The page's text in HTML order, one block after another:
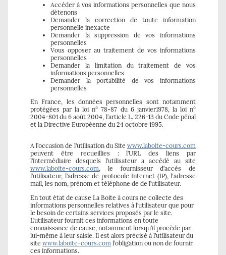
Accéder à vos informations personnelles que nous
détenons
Demander la correction de toute information
personnelle inexacte
Demander la suppression de vos informations
personnelles
Vous opposer au traitement de vos informations
personnelles
Demander la limitation du traitement de vos
informations personnelles
Demander la portabilité de vos informations
personnelles
En France, les données personnelles sont notamment
protégées par la loi n° 78-87 du 6 janvier1978, la loi n°
2004-801 du 6 août 2004, l’article L. 226-13 du Code pénal
et la Directive Européenne du 24 octobre 1995.
A l’occasion de l’utilisation du Site www.laboite-cours.com
peuvent être recueillies : l’URL des liens par
l’intermédiaire desquels l’utilisateur a accédé au site
www.laboite-cours.com, le fournisseur d’accès de
l’utilisateur, l’adresse de protocole Internet (IP), l'adresse
mail, les nom, prénom et téléphone de de l’utilisateur.
En tout état de cause La Boite à cours ne collecte des
informations personnelles relatives à l’utilisateur que pour
le besoin de certains services proposés par le site.
L’utilisateur fournit ces informations en toute
connaissance de cause, notamment lorsqu’il procède par
lui-même à leur saisie. Il est alors précisé à l’utilisateur du
site www.laboite-cours.com l’obligation ou non de fournir
ces informations.